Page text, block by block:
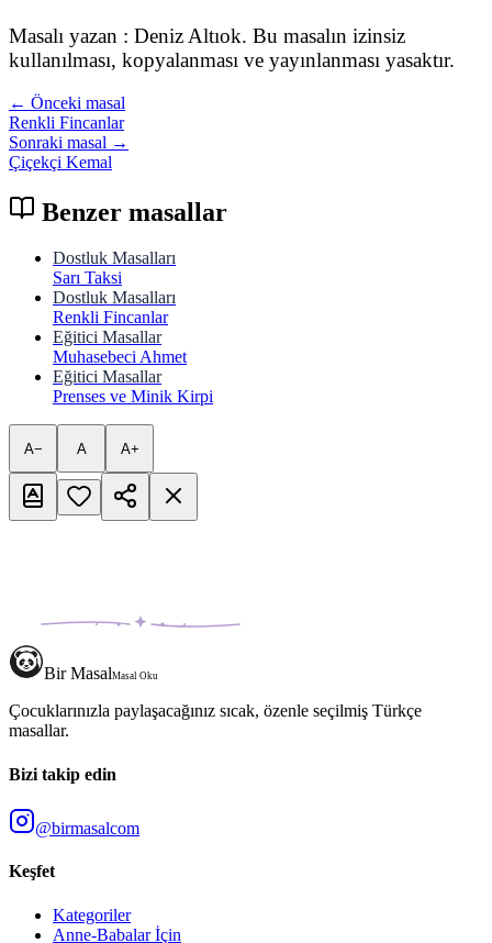
Masalı yazan : Deniz Altıok. Bu masalın izinsiz
kullanılması, kopyalanması ve yayınlanması yasaktır.
← Önceki masal
Renkli Fincanlar
Sonraki masal →
Çiçekçi Kemal
Benzer masallar
Dostluk Masalları
Sarı Taksi
Dostluk Masalları
Renkli Fincanlar
Eğitici Masallar
Muhasebeci Ahmet
Eğitici Masallar
Prenses ve Minik Kirpi
A− A A+
Bir MasalMasal Oku
Çocuklarınızla paylaşacağınız sıcak, özenle seçilmiş Türkçe
masallar.
Bizi takip edin
@birmasalcom
Keşfet
Kategoriler
Anne-Babalar İçin